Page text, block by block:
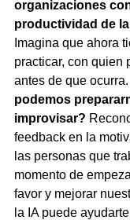
organizaciones
productividad de
Imagina que ahora
practicar, con quien
antes de que ocurra.
podemos
improvisar?
feedback en la
las personas que
momento de
favor y mejorar
la IA puede